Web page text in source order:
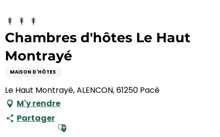
Chambres d'hôtes Le Haut
Montrayé
MAISON D'HÔTES
Le Haut Montrayé, ALENCON, 61250 Pacé
M'y rendre
Partager Ajouter aux favoris